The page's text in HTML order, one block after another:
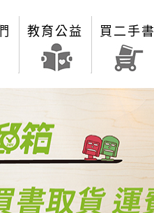
教育公益 買二手書